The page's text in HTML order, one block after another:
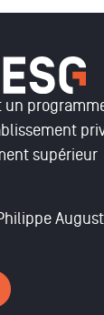
un
supérieur